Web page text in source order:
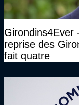
Girondins4Ever
reprise des
fait quatre